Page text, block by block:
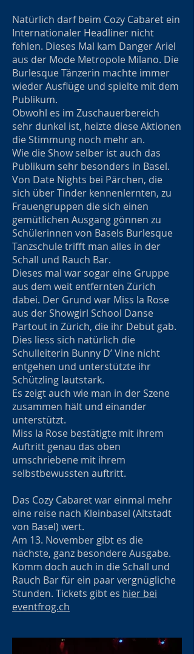
Natürlich darf beim Cozy Cabaret ein
Internationaler Headliner nicht
fehlen. Dieses Mal kam Danger Ariel
aus der Mode Metropole Milano. Die
Burlesque Tänzerin machte immer
wieder Ausflüge und spielte mit dem
Publikum.
Obwohl es im Zuschauerbereich
sehr dunkel ist, heizte diese Aktionen
die Stimmung noch mehr an.
Wie die Show selber ist auch das
Publikum sehr besonders in Basel.
Von Date Nights bei Pärchen, die
sich über Tinder kennenlernten, zu
Frauengruppen die sich einen
gemütlichen Ausgang gönnen zu
Schülerinnen von Basels Burlesque
Tanzschule trifft man alles in der
Schall und Rauch Bar.
Dieses mal war sogar eine Gruppe
aus dem weit entfernten Zürich
dabei. Der Grund war Miss la Rose
aus der Showgirl School Danse
Partout in Zürich, die ihr Debüt gab.
Dies liess sich natürlich die
Schulleiterin Bunny D’ Vine nicht
entgehen und unterstützte ihr
Schützling lautstark.
Es zeigt auch wie man in der Szene
zusammen hält und einander
unterstützt.
Miss la Rose bestätigte mit ihrem
Auftritt genau das oben
umschriebene mit ihrem
selbstbewussten auftritt.
Das Cozy Cabaret war einmal mehr
eine reise nach Kleinbasel (Altstadt
von Basel) wert.
Am 13. November gibt es die
nächste, ganz besondere Ausgabe.
Komm doch auch in die Schall und
Rauch Bar für ein paar vergnügliche
Stunden. Tickets gibt es hier bei
eventfrog.ch